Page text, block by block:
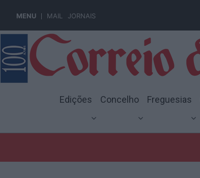
MENU MAIL JORNAIS
Edições Concelho Freguesias